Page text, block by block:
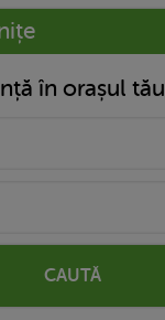
în orașul tău
CAUTĂ